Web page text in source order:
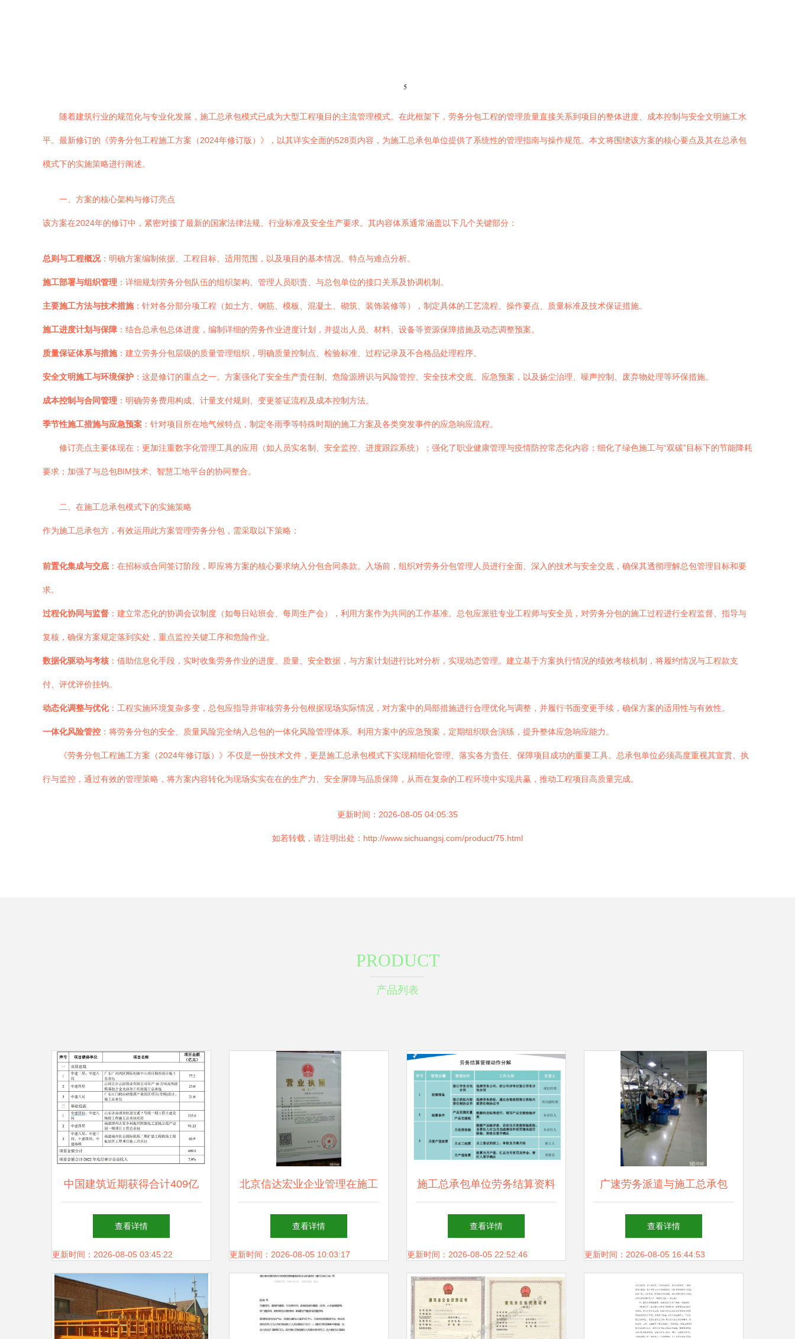
随着建筑行业的规范化与专业化发展，施工总承包模式已成为大型工程项目的主流管理模式。在此框架下，劳务分包工程的管理质量直接关系到项目的整体进度、成本控制与安全文明施工水
平。最新修订的《劳务分包工程施工方案（2024年修订版）》，以其详实全面的528页内容，为施工总承包单位提供了系统性的管理指南与操作规范。本文将围绕该方案的核心要点及其在总承包
模式下的实施策略进行阐述。
一、方案的核心架构与修订亮点
该方案在2024年的修订中，紧密对接了最新的国家法律法规、行业标准及安全生产要求。其内容体系通常涵盖以下几个关键部分：
总则与工程概况：明确方案编制依据、工程目标、适用范围，以及项目的基本情况、特点与难点分析。
施工部署与组织管理 ：详细规划劳务分包队伍的组织架构、管理人员职责、与总包单位的接口关系及协调机制。
主要施工方法与技术措施：针对各分部分项工程（如土方、钢筋、模板、混凝土、砌筑、装饰装修等），制定具体的工艺流程、操作要点、质量标准及技术保证措施。
施工进度计划与保障 ：结合总承包总体进度，编制详细的劳务作业进度计划，并提出人员、材料、设备等资源保障措施及动态调整预案。
质量保证体系与措施：建立劳务分包层级的质量管理组织，明确质量控制点、检验标准、过程记录及不合格品处理程序。
安全文明施工与环境保护 ：这是修订的重点之一。方案强化了安全生产责任制、危险源辨识与风险管控、安全技术交底、应急预案，以及扬尘治理、噪声控制、废弃物处理等环保措施。
成本控制与合同管理 ：明确劳务费用构成、计量支付规则、变更签证流程及成本控制方法。
季节性施工措施与应急预案 ：针对项目所在地气候特点，制定冬雨季等特殊时期的施工方案及各类突发事件的应急响应流程。
修订亮点主要体现在：更加注重数字化管理工具的应用（如人员实名制、安全监控、进度跟踪系统）；强化了职业健康管理与疫情防控常态化内容；细化了绿色施工与“双碳”目标下的节能降耗
要求；加强了与总包BIM技术、智慧工地平台的协同整合。
二、在施工总承包模式下的实施策略
作为施工总承包方，有效运用此方案管理劳务分包，需采取以下策略：
前置化集成与交底 ：在招标或合同签订阶段，即应将方案的核心要求纳入分包合同条款。入场前，组织对劳务分包管理人员进行全面、深入的技术与安全交底，确保其透彻理解总包管理目标和要
求。
过程化协同与监督 ：建立常态化的协调会议制度（如每日站班会、每周生产会），利用方案作为共同的工作基准。总包应派驻专业工程师与安全员，对劳务分包的施工过程进行全程监督、指导与
复核，确保方案规定落到实处，重点监控关键工序和危险作业。
数据化驱动与考核 ：借助信息化手段，实时收集劳务作业的进度、质量、安全数据，与方案计划进行比对分析，实现动态管理。建立基于方案执行情况的绩效考核机制，将履约情况与工程款支
付、评优评价挂钩。
动态化调整与优化：工程实施环境复杂多变，总包应指导并审核劳务分包根据现场实际情况，对方案中的局部措施进行合理优化与调整，并履行书面变更手续，确保方案的适用性与有效性。
一体化风险管控 ：将劳务分包的安全、质量风险完全纳入总包的一体化风险管理体系。利用方案中的应急预案，定期组织联合演练，提升整体应急响应能力。
《劳务分包工程施工方案（2024年修订版）》不仅是一份技术文件，更是施工总承包模式下实现精细化管理、落实各方责任、保障项目成功的重要工具。总承包单位必须高度重视其宣贯、执
行与监控，通过有效的管理策略，将方案内容转化为现场实实在在的生产力、安全屏障与品质保障，从而在复杂的工程环境中实现共赢，推动工程项目高质量完成。
更新时间：2026-08-05 04:05:35
如若转载，请注明出处：http://www.sichuangsj.com/product/75.html
PRODUCT
产品列表
中国建筑近期获得合计409亿
元重大项目，劳务分包市场迎
新机遇
查看详情
更新时间：2026-08-05 03:45:22
北京信达宏业企业管理在施工
总承包中的实践与优势
查看详情
更新时间：2026-08-05 10:03:17
施工总承包单位劳务结算资料
编制与管理指南
查看详情
更新时间：2026-08-05 22:52:46
广速劳务派遣与施工总承包
强强联手打造建筑行业新业态
查看详情
更新时间：2026-08-05 16:44:53